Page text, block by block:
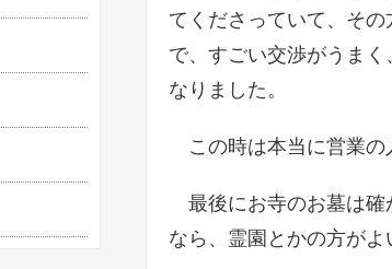
てくださっていて、そ
で、すごい交渉がうま
なりました。
この時は本当に営業の
最後にお寺のお墓は確
なら、霊園とかの方が